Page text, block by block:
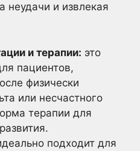
неудачи и извлекая
и терапии: это
пациентов,
физически
или несчастного
терапии для
подходит для